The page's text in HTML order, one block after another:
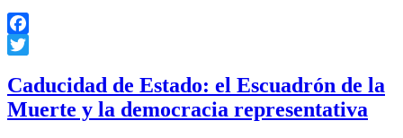
Facebook
Caducidad de Estado: el Escuadrón de la
Muerte y la democracia representativa